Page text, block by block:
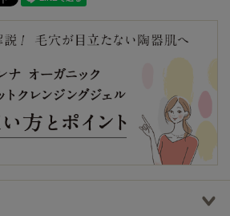
2回目以降は前回発送日からお客様が設定したサ